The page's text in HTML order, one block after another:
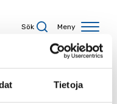
Tietoja
Sök Meny